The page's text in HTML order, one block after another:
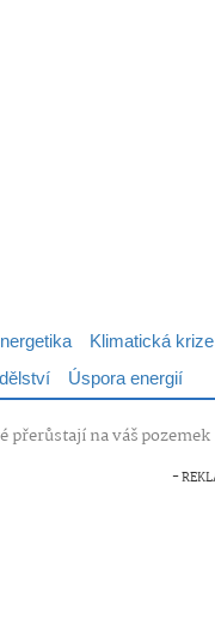
Klimatická krize
Úspora energií
přerůstají na váš pozemek